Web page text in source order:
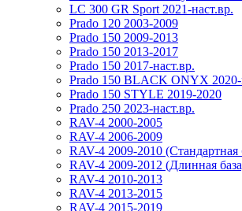
LC 300 GR Sport 2021-наст.вр.
Prado 120 2003-2009
Prado 150 2009-2013
Prado 150 2013-2017
Prado 150 2017-наст.вр.
Prado 150 BLACK ONYX 2020-
Prado 150 STYLE 2019-2020
Prado 250 2023-наст.вр.
RAV-4 2000-2005
RAV-4 2006-2009
RAV-4 2009-2010 (Стандартная
RAV-4 2009-2012 (Длинная
RAV-4 2010-2013
RAV-4 2013-2015
RAV-4 2015-2019